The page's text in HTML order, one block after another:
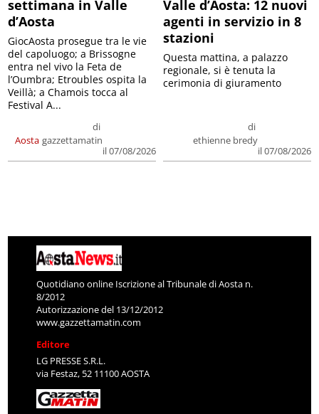
settimana in Valle
d’Aosta
Aosta
di
gazzettamatin
il 07/08/2026
GiocAosta prosegue tra le vie
del capoluogo; a Brissogne
entra nel vivo la Feta de
l’Oumbra; Etroubles ospita la
Veillà; a Chamois tocca al
Festival A...
Valle d’Aosta: 12 nuovi
agenti in servizio in 8
stazioni
di
ethienne bredy
il 07/08/2026
Questa mattina, a palazzo
regionale, si è tenuta la
cerimonia di giuramento
Quotidiano online Iscrizione al Tribunale di Aosta n.
8/2012
Autorizzazione del 13/12/2012
www.gazzettamatin.com
Editore
LG PRESSE S.R.L.
via Festaz, 52 11100 AOSTA